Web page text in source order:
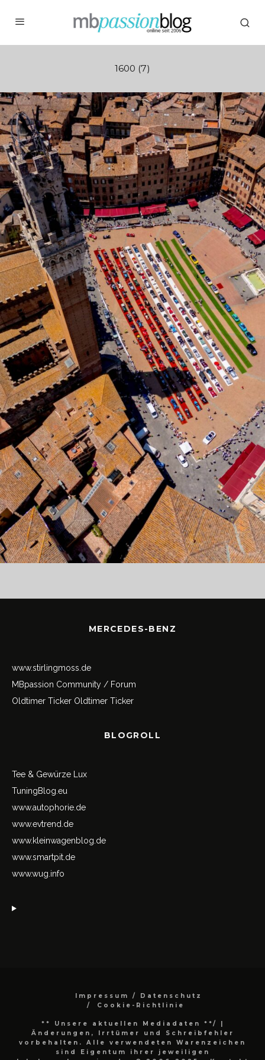
1600 (7)
MERCEDES-BENZ
www.stirlingmoss.de
MBpassion Community / Forum
Oldtimer Ticker Oldtimer Ticker
BLOGROLL
Tee & Gewürze Lux
TuningBlog.eu
www.autophorie.de
www.evtrend.de
www.kleinwagenblog.de
www.smartpit.de
www.wug.info
Impressum / Datenschutz
Cookie-Richtlinie
** Unsere aktuellen Mediadaten **/
Änderungen, Irrtümer und Schreibfehler
vorbehalten. Alle verwendeten Warenzeichen
sind Eigentum ihrer jeweiligen